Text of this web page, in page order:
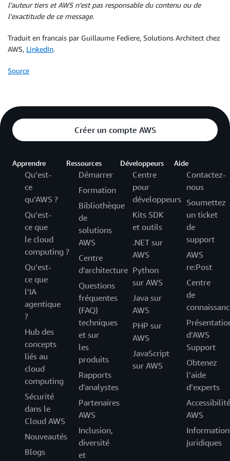
l’auteur tiers et AWS n’est pas responsable du contenu ou de
l’exactitude de ce message.
Traduit en francais par Guillaume Fediere, Solutions Architect chez
AWS, LinkedIn.
Source
Créer un compte AWS
Apprendre
Qu’est-
ce
qu’AWS ?
Qu’est-
ce que
le cloud
computing ?
Qu’est-
ce que
l’IA
agentique
?
Hub des
concepts
liés au
cloud
computing
Sécurité
dans le
Cloud AWS
Nouveautés
Blogs
Ressources
Démarrer
Formation
Bibliothèque
de
solutions
AWS
Centre
d'architecture
Questions
fréquentes
(FAQ)
techniques
et sur
les
produits
Rapports
d'analystes
Partenaires
AWS
Inclusion,
diversité
et
Développeurs
Centre
pour
développeurs
Kits SDK
et outils
.NET sur
AWS
Python
sur AWS
Java sur
AWS
PHP sur
AWS
JavaScript
sur AWS
Aide
Contactez-
nous
Soumettez
un ticket
de
support
AWS
re:Post
Centre
de
d’AWS
Support
Obtenez
l’aide
d’experts
Accessibilité
AWS
juridiques